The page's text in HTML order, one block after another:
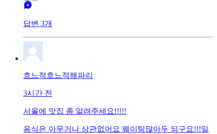
답변 3개
흐느적흐느적해파리
3시간 전
서울에 맛집 좀 알려주세요!!!!!
음식은 아무거나 상관없어요 웨이팅많아두 되구요!!!일